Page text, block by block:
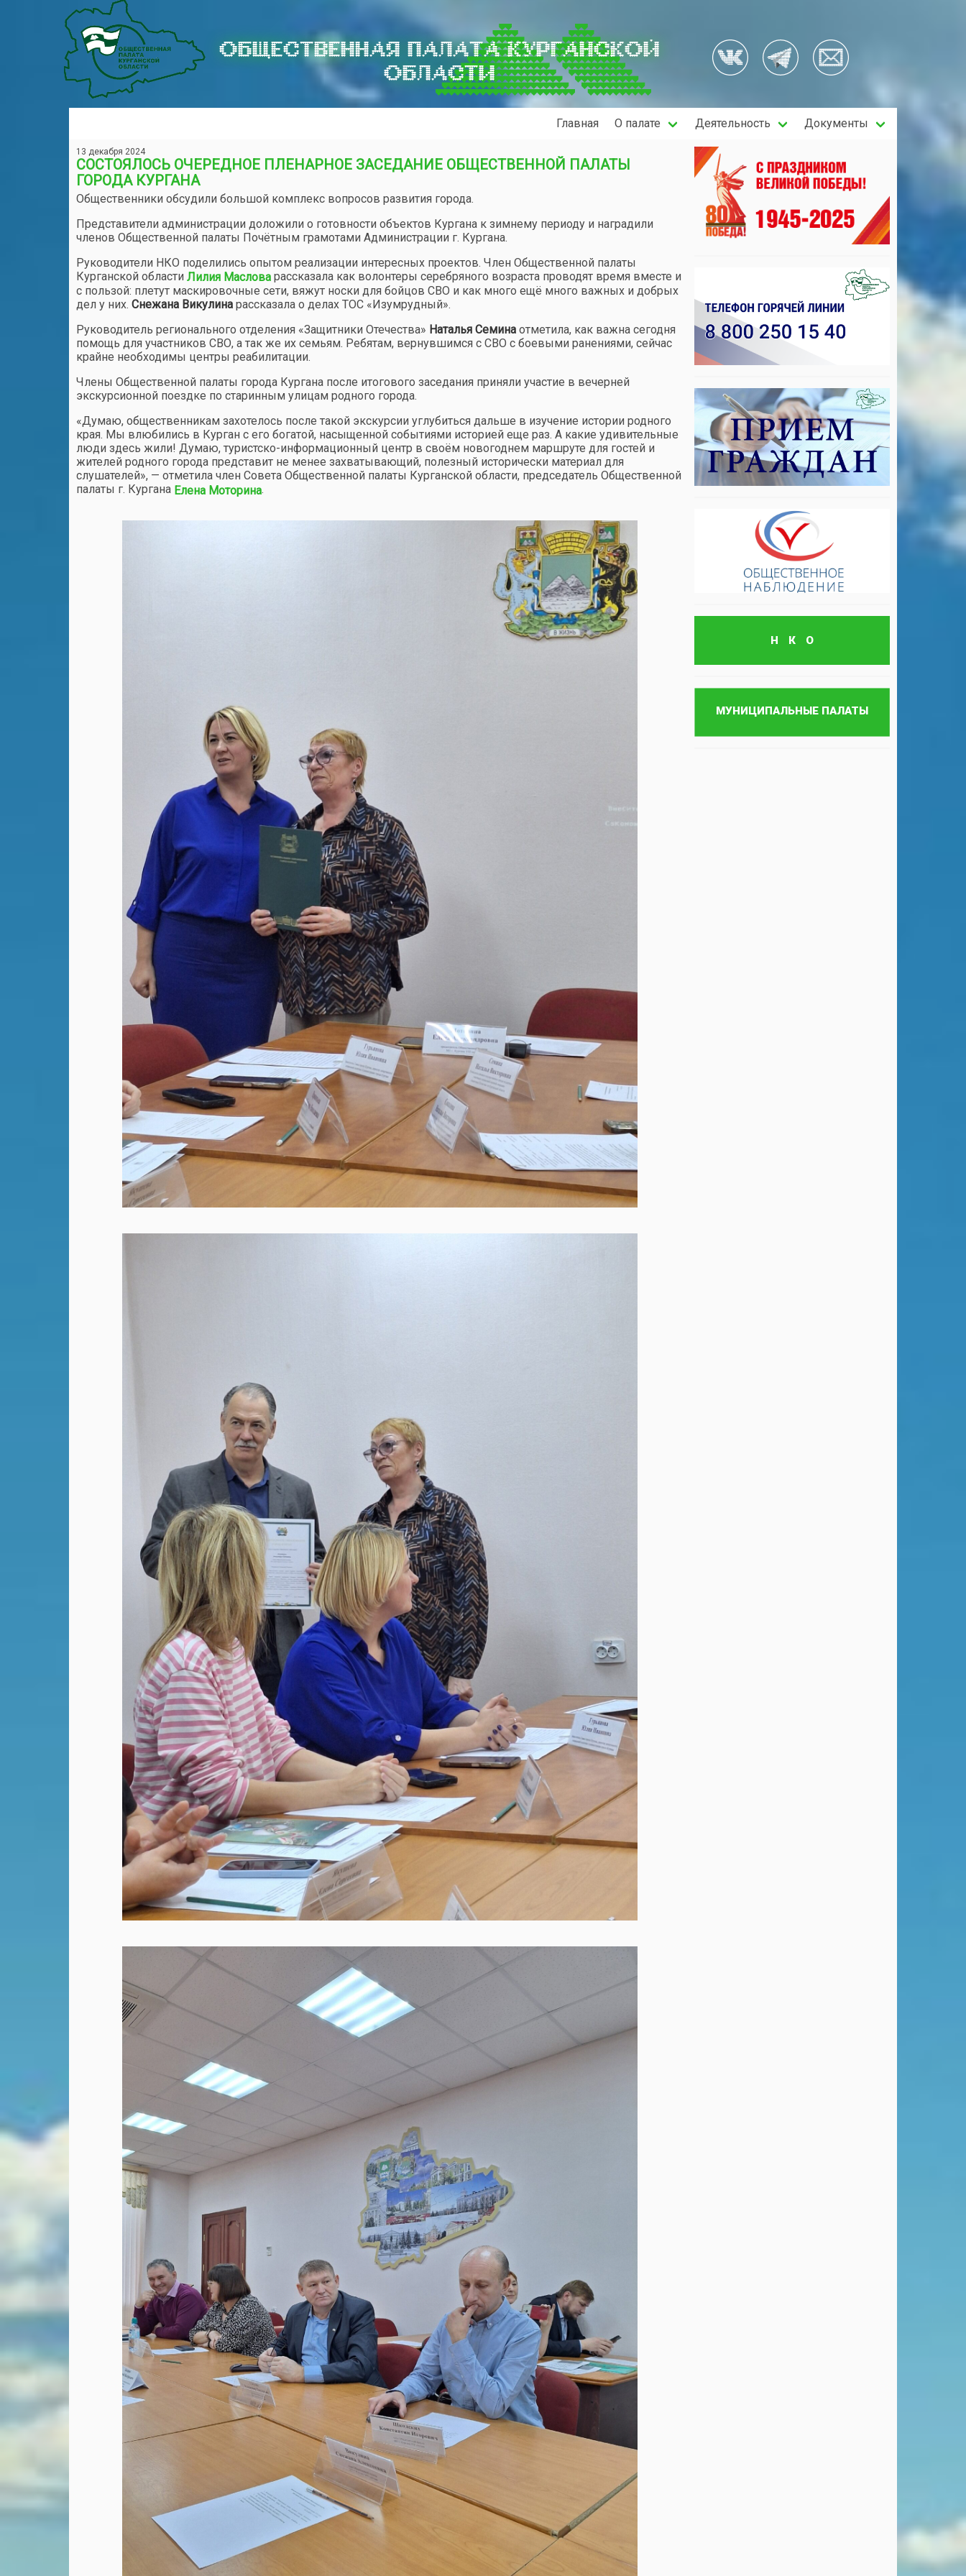
ОБЩЕСТВЕННАЯ ПАЛАТА КУРГАНСКОЙ
ОБЛАСТИ
Главная О палате Деятельность Документы
13 декабря 2024
СОСТОЯЛОСЬ ОЧЕРЕДНОЕ ПЛЕНАРНОЕ ЗАСЕДАНИЕ ОБЩЕСТВЕННОЙ ПАЛАТЫ
ГОРОДА КУРГАНА
Общественники обсудили большой комплекс вопросов развития города.
Представители администрации доложили о готовности объектов Кургана к зимнему периоду и наградили
членов Общественной палаты Почётным грамотами Администрации г. Кургана.
Руководители НКО поделились опытом реализации интересных проектов. Член Общественной палаты
Курганской области Лилия Маслова рассказала как волонтеры серебряного возраста проводят время вместе и
с пользой: плетут маскировочные сети, вяжут носки для бойцов СВО и как много ещё много важных и добрых
дел у них. Снежана Викулина рассказала о делах ТОС «Изумрудный».
Руководитель регионального отделения «Защитники Отечества» Наталья Семина отметила, как важна сегодня
помощь для участников СВО, а так же их семьям. Ребятам, вернувшимся с СВО с боевыми ранениями, сейчас
крайне необходимы центры реабилитации.
Члены Общественной палаты города Кургана после итогового заседания приняли участие в вечерней
экскурсионной поездке по старинным улицам родного города.
«Думаю, общественникам захотелось после такой экскурсии углубиться дальше в изучение истории родного
края. Мы влюбились в Курган с его богатой, насыщенной событиями историей еще раз. А какие удивительные
люди здесь жили! Думаю, туристско-информационный центр в своём новогоднем маршруте для гостей и
жителей родного города представит не менее захватывающий, полезный исторически материал для
слушателей», — отметила член Совета Общественной палаты Курганской области, председатель Общественной
палаты г. Кургана Елена Моторина.